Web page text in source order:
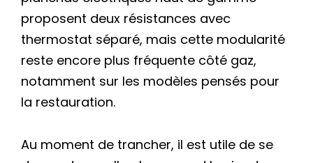
proposent deux résistances avec
thermostat séparé, mais cette modularité
reste encore plus fréquente côté gaz,
notamment sur les modèles pensés pour
la restauration.
Au moment de trancher, il est utile de se